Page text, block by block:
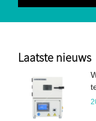
Laatste nieuws